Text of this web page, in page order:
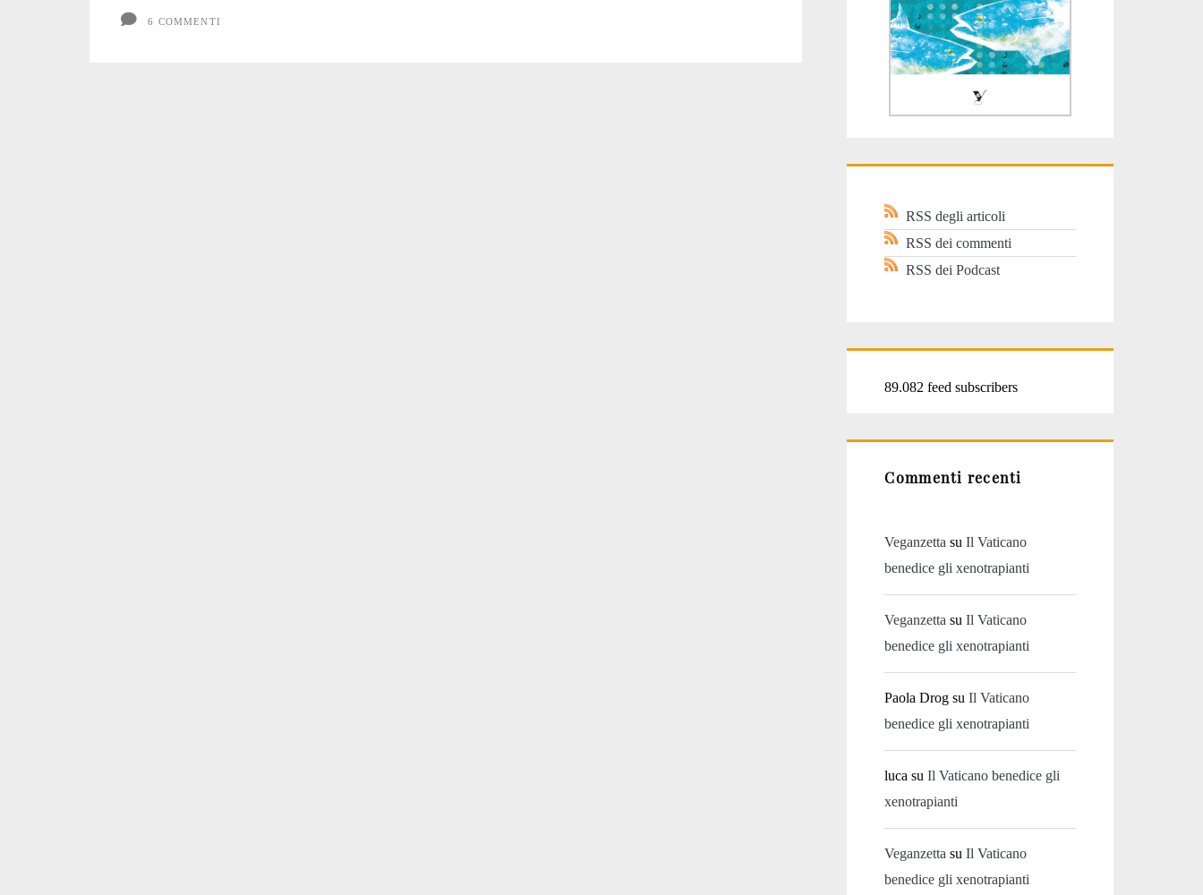
6 COMMENTI
RSS degli articoli
RSS dei commenti
RSS dei Podcast
89.082 feed subscribers
Commenti recenti
Veganzetta suIl Vaticano
benedice gli xenotrapianti
Veganzetta suIl Vaticano
benedice gli xenotrapianti
Paola Drog suIl Vaticano
benedice gli xenotrapianti
luca suIl Vaticano benedice gli
xenotrapianti
Veganzetta suIl Vaticano
benedice gli xenotrapianti